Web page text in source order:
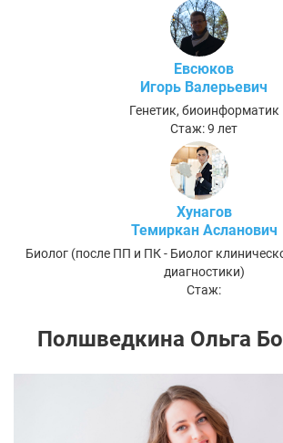
Евсюков
Игорь Валерьевич
Генетик, биоинформатик
Стаж: 9 лет
Хунагов
Темиркан Асланович
Биолог (после ПП и ПК - Биолог
диагностики)
Стаж:
Полшведкина Ольга